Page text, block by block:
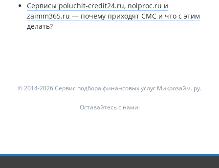
Сервисы poluchit-credit24.ru, nolproc.ru и
zaimm365.ru — почему приходят СМС и что с этим
делать?
© 2014-2026 Сервис подбора финансовых услуг Микрозайм. ру.
Оставайтесь с нами: